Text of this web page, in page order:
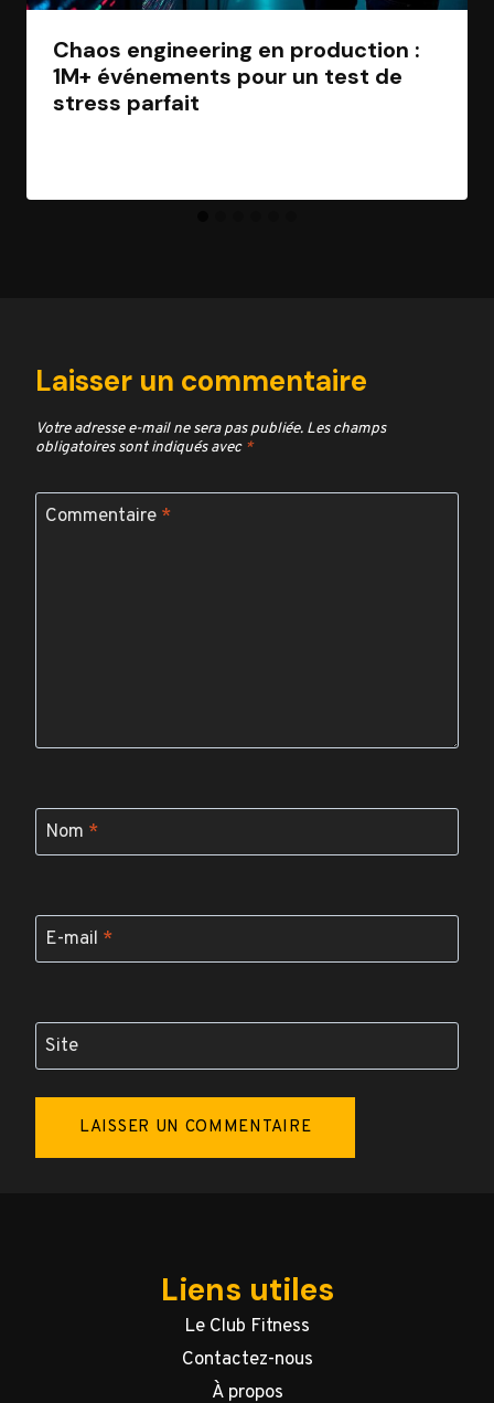
Chaos engineering en production :
1M+ événements pour un test de
stress parfait
Laisser un commentaire
Votre adresse e-mail ne sera pas publiée. Les champs
obligatoires sont indiqués avec *
Commentaire *
Nom *
E-mail *
Site
Liens utiles
Le Club Fitness
Contactez-nous
À propos